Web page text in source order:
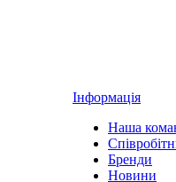
Інформація
Наша
Бренди
Новини